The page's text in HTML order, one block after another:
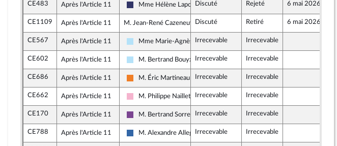
CE483 Après l'Article 11
Rassemblement National
Mme Hélène LaporteDiscuté Rejeté 6 mai 2026
CE1109 Après l'Article 11 M. Jean-René Cazeneuve, rapporteur
Discuté Retiré 6 mai 2026
CE567 Après l'Article 11
Horizons & Indépendants
Mme Marie-Agnès Poussier-Winsback
Irrecevable Irrecevable
CE602 Après l'Article 11
Horizons & Indépendants
M. Bertrand Bouyx Irrecevable Irrecevable
CE686 Après l'Article 11
Les Démocrates
M. Éric Martineau Irrecevable Irrecevable
CE662 Après l'Article 11
Socialistes et apparentés
M. Philippe Naillet Irrecevable Irrecevable
CE170 Après l'Article 11
Ensemble pour la République
M. Bertrand Sorre Irrecevable Irrecevable
CE788 Après l'Article 11
Union des droites pour la République
M. Alexandre Allegret-Pilot
Irrecevable Irrecevable